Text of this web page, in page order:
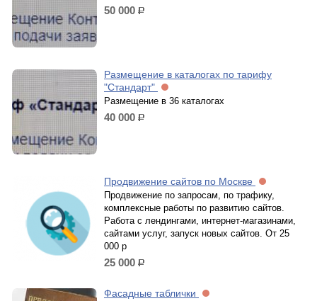
50 000 р.
Размещение в каталогах по тарифу
"Стандарт"
Размещение в 36 каталогах
40 000 р.
Продвижение сайтов по Москве
Продвижение по запросам, по трафику,
комплексные работы по развитию сайтов.
Работа с лендингами, интернет-магазинами,
сайтами услуг, запуск новых сайтов. От 25
000 р
25 000 р.
Фасадные таблички